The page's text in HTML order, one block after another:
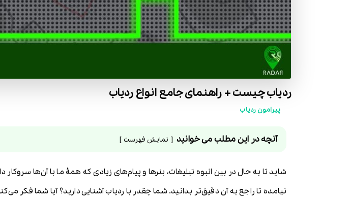
ردیاب چیست + راهنمای جامع انواع ردیاب
پیرامون ردیاب
آنچه در این مطلب می خوانید نمایش فهرست
شاید تا به حال در بین انبوه تبلیغات، بنرها و پیام‌های زیادی که همۀ ما با آن‌ها سروکار
نیامده تا راجع به آن دقیق‌تر بدانید. شما چقدر با ردیاب آشنایی دارید؟ آیا شما فکر